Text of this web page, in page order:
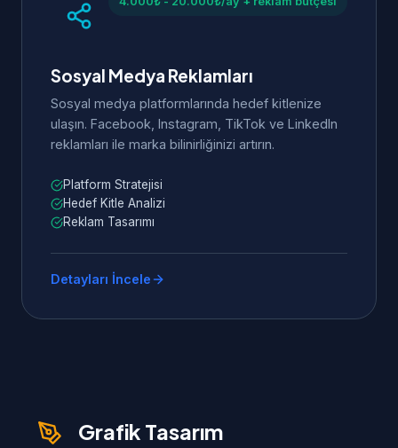
Sosyal Medya Reklamları
Sosyal medya platformlarında hedef kitlenize
ulaşın. Facebook, Instagram, TikTok ve LinkedIn
reklamları ile marka bilinirliğinizi artırın.
Platform Stratejisi
Hedef Kitle Analizi
Reklam Tasarımı
Detayları İncele
Grafik Tasarım